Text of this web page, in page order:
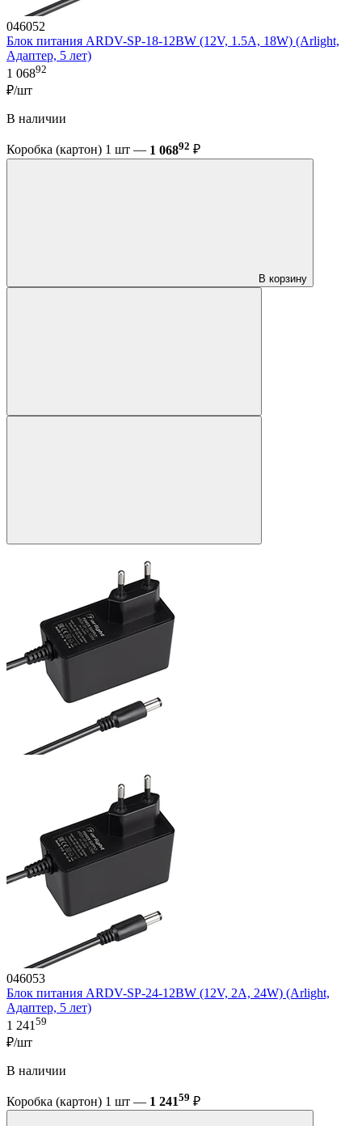
046052
Блок питания ARDV-SP-18-12BW (12V, 1.5A, 18W) (Arlight,
Адаптер, 5 лет)
1 06892
₽/шт
В наличии
Коробка (картон) 1 шт — 1 06892 ₽
В корзину
046053
Блок питания ARDV-SP-24-12BW (12V, 2A, 24W) (Arlight,
Адаптер, 5 лет)
1 241 59
₽/шт
В наличии
Коробка (картон) 1 шт — 1 24159 ₽